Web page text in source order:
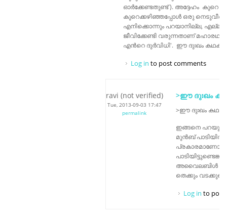
ഓർക്കേണ്ടതുണ്ട് ). അദ്ദേഹം കുറെ
കുറെക്കഴിഞ്ഞപ്പോൾ ഒരു
എനിക്കൊന്നും പറയാനില്ല,
ജീവിക്കേണ്ടി വരുന്നതാണ്
എൻറെ ദുർവിധി'. ഈ ദുഃഖം
Log in to post comments
ravi (not verified)
Tue, 2013-09-03 17:47
permalink
>ഈ ദുഃഖം
>ഈ ദുഃഖം
ഇങ്ങനെ
മുൻബ്
അവൈലബിൾ
തെക്കും
Log in to post